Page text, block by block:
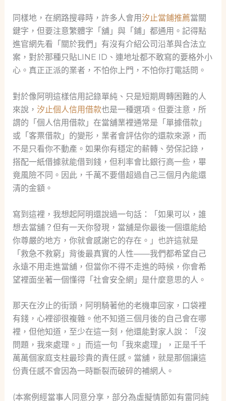
同樣地，在網路搜尋時，許多人會用汐止當鋪推薦當關
鍵字，但要注意繁體字「舖」與「鋪」都通用。記得點
進官網先看「關於我們」有沒有介紹公司沿革與合法立
案，對於那種只貼LINE ID、連地址都不敢寫的要格外小
心。真正正派的業者，不怕你上門，不怕你打電話問。
對於像阿明這樣信用記錄單純、只是短期周轉困難的人
來說， 汐止個人信用借款也是一種選項。但要注意，所
謂的「個人信用借款」在當舖業裡通常是「單據借款」
或「客票借款」的變形，業者會評估你的還款來源，而
不是只看你不動產。如果你有穩定的薪轉、勞保記錄，
搭配一紙借據就能借到錢，但利率會比銀行高一些，畢
竟風險不同。因此，千萬不要借超過自己三個月內能還
清的金額。
寫到這裡，我想起阿明還說過一句話：「如果可以，誰
想去當舖？但有一天你發現，當舖是你最後一個還能給
你尊嚴的地方，你就會感謝它的存在。」也許這就是
「救急不救窮」背後最真實的人性——我們都希望自己
永遠不用走進當舖，但當你不得不走進的時候，你會希
望裡面坐著一個懂得「社會安全網」是什麼意思的人。
那天在汐止的街頭，阿明騎著他的老機車回家，口袋裡
有錢，心裡卻很複雜。他不知道三個月後的自己會在哪
裡，但他知道，至少在這一刻，他還能對家人說：「沒
問題，我來處理。」而這一句「我來處理」，正是千千
萬萬個家庭支柱最珍貴的責任感。當舖，就是那個讓這
份責任感不會因為一時斷裂而破碎的補網人。
(本案例經當事人同意分享，部分為虛擬情節如有雷同純